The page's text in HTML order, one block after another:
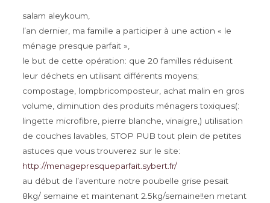
salam aleykoum,
l’an dernier, ma famille a participer à une action « le
ménage presque parfait »,
le but de cette opération: que 20 familles réduisent
leur déchets en utilisant différents moyens;
compostage, lompbricomposteur, achat malin en gros
volume, diminution des produits ménagers toxiques(:
lingette microfibre, pierre blanche, vinaigre,) utilisation
de couches lavables, STOP PUB tout plein de petites
astuces que vous trouverez sur le site:
http://menagepresqueparfait.sybert.fr/
au début de l’aventure notre poubelle grise pesait
8kg/ semaine et maintenant 2.5kg/semaine!!en metant